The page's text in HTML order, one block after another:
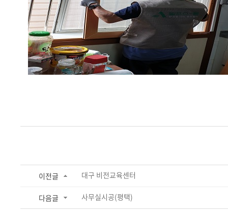
이전글 대구 비전교육센터
다음글 사무실시공(평택)